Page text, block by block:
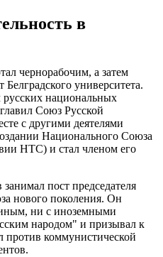
в
чернорабочим, а затем
университета.
национальных
Союз Русской
с другими деятелями
Национального Союза
НТС) и стал членом его
пост председателя
нового поколения. Он
ни с иноземными
народом" и призывал к
против коммунистической